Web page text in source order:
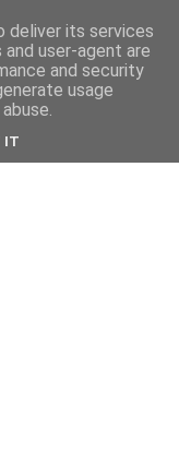
deliver its services
user-agent are
and security
usage
IT